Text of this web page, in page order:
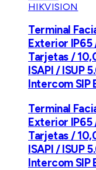
HIKVISION
Terminal
Exterior
Tarjetas /
ISAPI / ISUP
Intercom SIP
Terminal
Exterior
Tarjetas /
ISAPI / ISUP
Intercom SIP